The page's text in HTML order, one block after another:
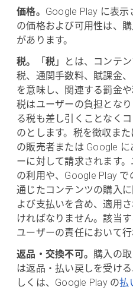
価格。 Google Play に表示
の価格および可用性は、
があります。
税。
「 税 」とは、コンテ
税、通関手数料、賦課金
を意味し、関連する罰金
税はユーザーの負担とな
る税も差し引くことなく
のとします。税を徴収ま
の販売者または Google
ーに対して請求されます
の利用や、Google Play
通じたコンテンツの購入
よび支払いを含め、適用
ければなりません。該当
ユーザーの責任において行
返品・交換不可。 購入の
は返品・払い戻しを受け
しくは、Google Play の払